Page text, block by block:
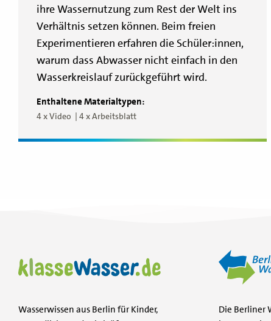
ihre Wassernutzung zum Rest der Welt ins
Verhältnis setzen können. Beim freien
Experimentieren erfahren die Schüler:innen,
warum dass Abwasser nicht einfach in den
Wasserkreislauf zurückgeführt wird.
Enthaltene Materialtypen:
4 x Video 4 x Arbeitsblatt
Wasserwissen aus Berlin für Kinder,
Die Berliner